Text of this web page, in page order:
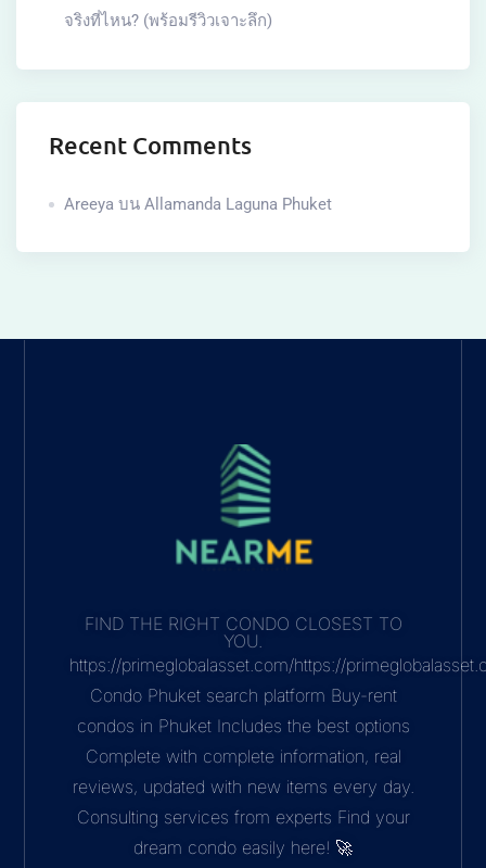
จริงที่ไหน? (พร้อมรีวิวเจาะลึก)
Recent Comments
Areeya บน Allamanda Laguna Phuket
FIND THE RIGHT CONDO CLOSEST TO
YOU.
https://primeglobalasset.com/https://
Condo Phuket search platform Buy-rent
condos in Phuket Includes the best options
Complete with complete information, real
reviews, updated with new items every day.
Consulting services from experts Find your
dream condo easily here! 🚀